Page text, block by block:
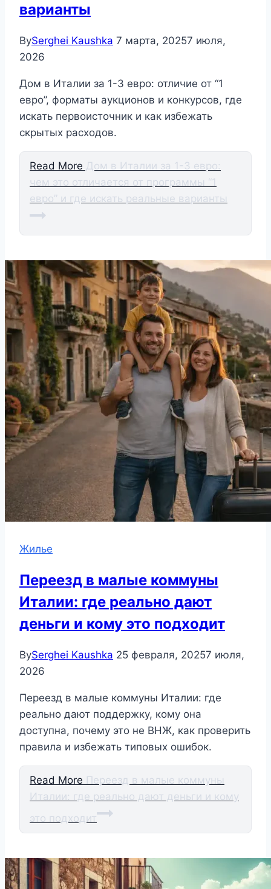
варианты
BySerghei Kaushka 7 марта, 20257 июля,
2026
Дом в Италии за 1-3 евро: отличие от “1
евро”, форматы аукционов и конкурсов, где
искать первоисточник и как избежать
скрытых расходов.
Read More Дом в Италии за 1-3 евро:
чем это отличается от программы “1
евро” и где искать реальные варианты
Жилье
Переезд в малые коммуны
Италии: где реально дают
деньги и кому это подходит
BySerghei Kaushka 25 февраля, 20257 июля,
2026
Переезд в малые коммуны Италии: где
реально дают поддержку, кому она
доступна, почему это не ВНЖ, как проверить
правила и избежать типовых ошибок.
Read More Переезд в малые коммуны
Италии: где реально дают деньги и кому
это подходит